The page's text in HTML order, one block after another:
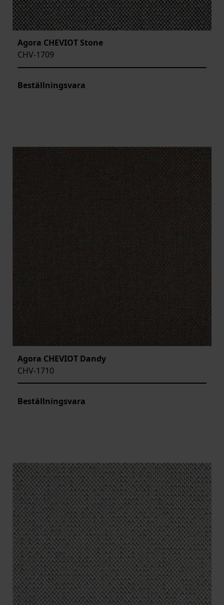
Agora CHEVIOT Stone
CHV-1709
Beställningsvara
Agora CHEVIOT Dandy
CHV-1710
Beställningsvara